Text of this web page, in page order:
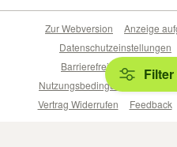
Zur Webversion Anzeige
Datenschutzeinstellungen
Barrierefreiheitserklärung
Nutzungsbedingungen
Vertrag Widerrufen
Feedback